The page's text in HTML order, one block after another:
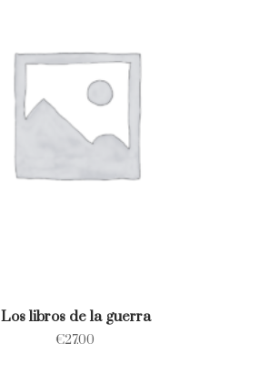
Los libros de la guerra
€27.00